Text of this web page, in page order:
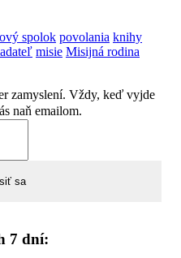
spolok povolania knihy
misie Misijná rodina
zamyslení. Vždy, keď vyjde
naň emailom.
7 dní: